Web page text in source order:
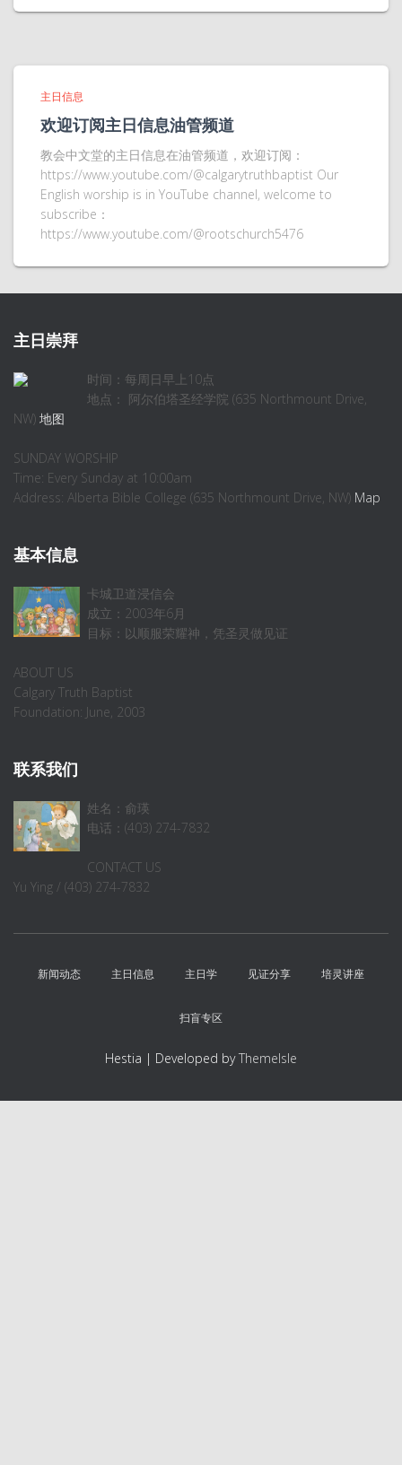
主日信息
欢迎订阅主日信息油管频道
教会中文堂的主日信息在油管频道，欢迎订阅：
https://www.youtube.com/@calgarytruthbaptist Our
English worship is in YouTube channel, welcome to
subscribe：
https://www.youtube.com/@rootschurch5476
主日崇拜
时间：每周日早上10点
地点： 阿尔伯塔圣经学院 (635 Northmount Drive,
NW) 地图
SUNDAY WORSHIP
Time: Every Sunday at 10:00am
Address: Alberta Bible College (635 Northmount Drive, NW) Map
基本信息
卡城卫道浸信会
成立：2003年6月
目标：以顺服荣耀神，凭圣灵做见证
ABOUT US
Calgary Truth Baptist
Foundation: June, 2003
联系我们
姓名：俞瑛
电话：(403) 274-7832
CONTACT US
Yu Ying / (403) 274-7832
新闻动态 主日信息 主日学 见证分享 培灵讲座
扫盲专区
Hestia | Developed byThemeIsle